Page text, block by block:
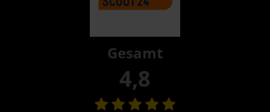
Gesamt
4,8